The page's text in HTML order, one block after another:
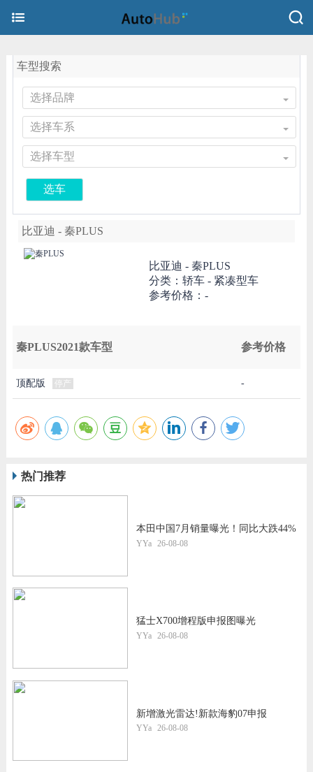
车型搜索
选择品牌
选择车系
选择车型
选车
比亚迪 - 秦PLUS
比亚迪 - 秦PLUS
分类：轿车 - 紧凑型车
参考价格：-
秦PLUS2021款车型 参考价格
顶配版 停产 -
热门推荐
本田中国7月销量曝光！同比大跌44%
YYa 26-08-08
猛士X700增程版申报图曝光
YYa 26-08-08
新增激光雷达!新款海豹07申报
YYa 26-08-08